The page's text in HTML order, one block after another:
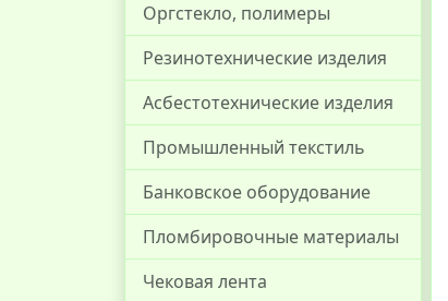
Оргстекло, полимеры
Резинотехнические изделия
Асбестотехнические изделия
Промышленный текстиль
Банковское оборудование
Пломбировочные материалы
Чековая лента